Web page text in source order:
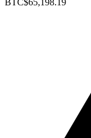
BTC$65,198.19